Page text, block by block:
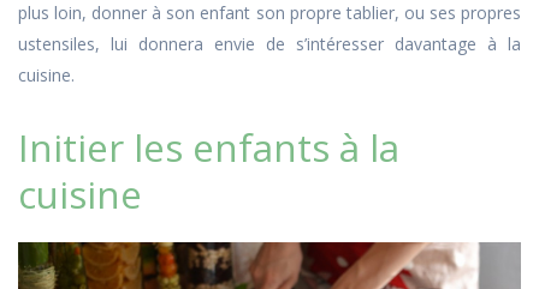
plus loin, donner à son enfant son propre tablier, ou ses propres
ustensiles, lui donnera envie de s’intéresser davantage à la
cuisine.
Initier les enfants à la
cuisine